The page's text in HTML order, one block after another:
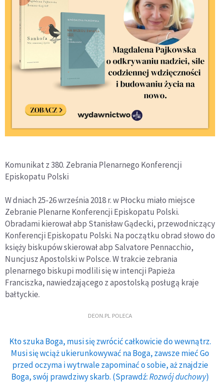
Komunikat z 380. Zebrania Plenarnego Konferencji
Episkopatu Polski
W dniach 25-26 września 2018 r. w Płocku miało miejsce
Zebranie Plenarne Konferencji Episkopatu Polski.
Obradami kierował abp Stanisław Gądecki, przewodniczący
Konferencji Episkopatu Polski. Na początku obrad słowo do
księży biskupów skierował abp Salvatore Pennacchio,
Nuncjusz Apostolski w Polsce. W trakcie zebrania
plenarnego biskupi modlili się w intencji Papieża
Franciszka, nawiedzającego z apostolską posługą kraje
bałtyckie.
DEON.PL POLECA
Kto szuka Boga, musi się zwrócić całkowicie do wewnątrz.
Musi się wciąż ukierunkowywać na Boga, zawsze mieć Go
przed oczyma i wytrwale zapominać o sobie, aż znajdzie
Boga, swój prawdziwy skarb. (Sprawdź:Rozwój duchowy)